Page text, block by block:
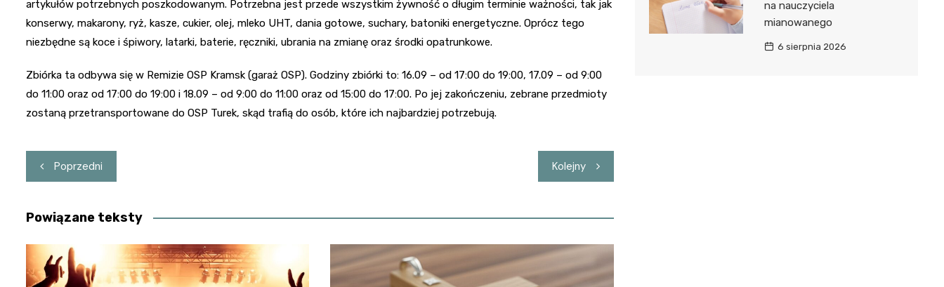
artykułów potrzebnych poszkodowanym. Potrzebna jest przede wszystkim żywność o długim terminie ważności, tak jak
konserwy, makarony, ryż, kasze, cukier, olej, mleko UHT, dania gotowe, suchary, batoniki energetyczne. Oprócz tego
niezbędne są koce i śpiwory, latarki, baterie, ręczniki, ubrania na zmianę oraz środki opatrunkowe.
Zbiórka ta odbywa się w Remizie OSP Kramsk (garaż OSP). Godziny zbiórki to: 16.09 – od 17:00 do 19:00, 17.09 – od 9:00
do 11:00 oraz od 17:00 do 19:00 i 18.09 – od 9:00 do 11:00 oraz od 15:00 do 17:00. Po jej zakończeniu, zebrane przedmioty
zostaną przetransportowane do OSP Turek, skąd trafią do osób, które ich najbardziej potrzebują.
Nawigacja
wpisu
Poprzedni Kolejny
Powiązane teksty
na nauczyciela
mianowanego
6 sierpnia 2026